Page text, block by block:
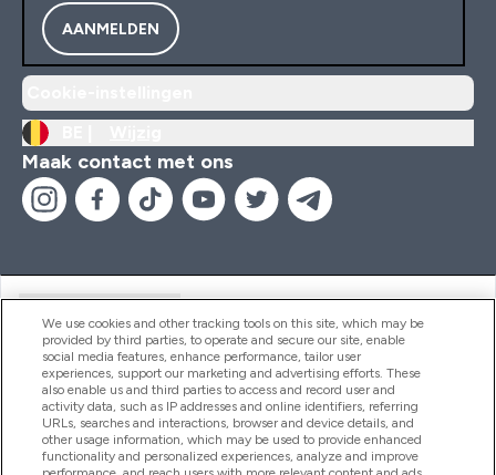
AANMELDEN
Maak contact met ons
Producten
Company Information
We use cookies and other tracking tools on this site, which may be
provided by third parties, to operate and secure our site, enable
social media features, enhance performance, tailor user
experiences, support our marketing and advertising efforts. These
also enable us and third parties to access and record user and
activity data, such as IP addresses and online identifiers, referring
URLs, searches and interactions, browser and device details, and
other usage information, which may be used to provide enhanced
functionality and personalized experiences, analyze and improve